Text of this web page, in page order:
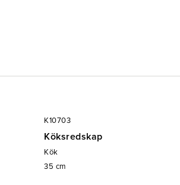
K10703
Köksredskap
Kök
35 cm